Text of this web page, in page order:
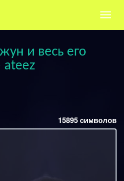
и весь его
15895символов